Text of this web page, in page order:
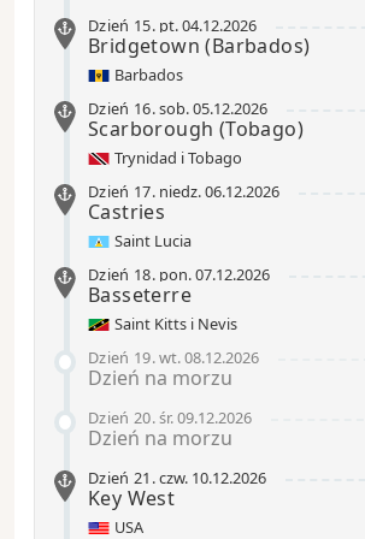
Dzień 15. pt.04.12.2026
Bridgetown (Barbados)
Barbados
Dzień 16.sob.05.12.2026
Scarborough (Tobago)
Trynidad i Tobago
Dzień 17. niedz.06.12.2026
Castries
Saint Lucia
Dzień 18. pon.07.12.2026
Basseterre
Saint Kitts i Nevis
Dzień 19.wt.08.12.2026
Dzień na morzu
Dzień 20.śr.09.12.2026
Dzień na morzu
Dzień 21 .czw.10.12.2026
Key West
USA